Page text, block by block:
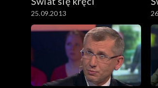
25.09.2013